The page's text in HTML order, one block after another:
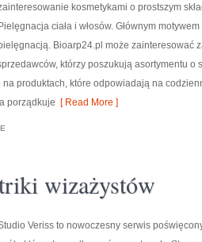
kosmetykami o prostszym
Pielęgnacja ciała i włosów. Głównym
Bioarp24.pl może zainteresować
którzy poszukują asortymentu
produktach, które odpowiadają na
porządkuje [ Read More ]
wizażystów
Veriss to nowoczesny serwis